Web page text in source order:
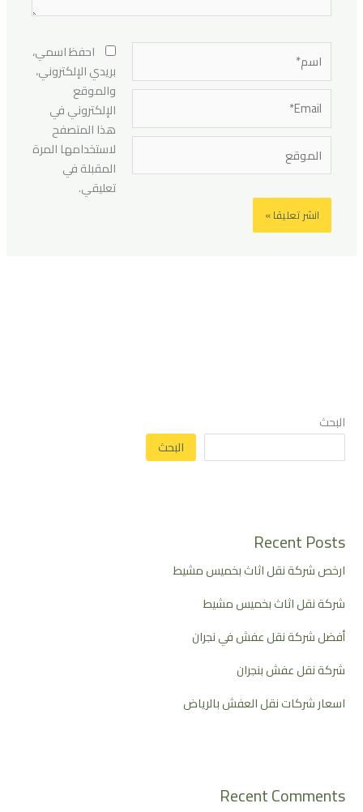
اسم*
Email*
الموقع
احفظ اسمي،
بريدي الإلكتروني،
والموقع
الإلكتروني في
هذا المتصفح
لاستخدامها المرة
المقبلة في
تعليقي.
البحث
البحث
Recent Posts
ارخص شركة نقل اثاث بخميس مشيط
شركة نقل اثاث بخميس مشيط
أفضل شركة نقل عفش في نجران
شركة نقل عفش بنجران
اسعار شركات نقل العفش بالرياض
Recent Comments